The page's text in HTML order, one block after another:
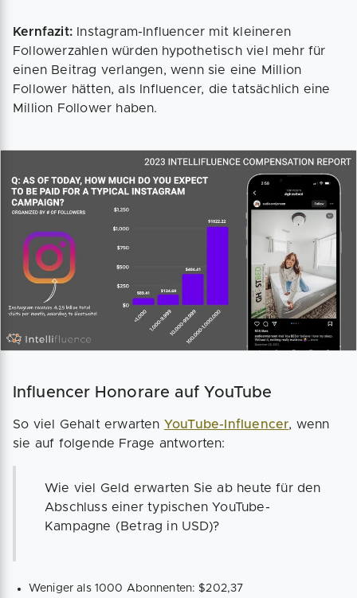
Kernfazit: Instagram-Influencer mit kleineren
Followerzahlen würden hypothetisch viel mehr für
einen Beitrag verlangen, wenn sie eine Million
Follower hätten, als Influencer, die tatsächlich eine
Million Follower haben.
Influencer Honorare auf YouTube
So viel Gehalt erwarten YouTube-Influencer, wenn
sie auf folgende Frage antworten:
Wie viel Geld erwarten Sie ab heute für den
Abschluss einer typischen YouTube-
Kampagne (Betrag in USD)?
Weniger als 1000 Abonnenten: $202,37